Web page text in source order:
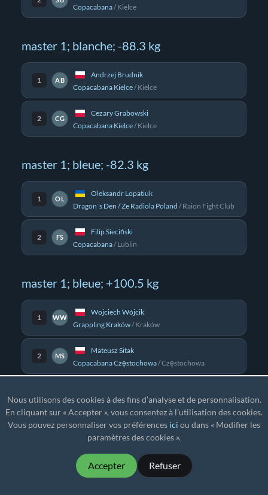
Copacabana/Kielce
master 1; blanche; -88.3 kg
1 AB
Andrzej Brudnik
Copacabana Kielce/Kielce
2 CG
Cezary Grabowski
Copacabana Kielce/Kielce
master 1; bleue; -82.3 kg
1 OL
Oleksandr Lopatiuk
Dragon`s Den / Ze Radiola Poland /Raion Fight Club
2 FS
Filip Sieciński
Copacabana/Lublin
master 1; bleue; +100.5 kg
1 WW
Wojciech Wójcik
Grappling Kraków/Kraków
2 MS
Mateusz Sitak
Copacabana Częstochowa/Częstochowa
Copacabana /Kielce
Rafał Goździewski
Copacabana/Lublin
master 1; violette; -76 kg
Nous utilisons des cookies à des fins d’analyse et de personnalisation.
En cliquant sur « Accepter », vous consentez à l’utilisation des cookies.
Vous pouvez personnaliser vos préférences ici ou dans « Modifier les
paramètres des cookies ».
Accepter Refuser